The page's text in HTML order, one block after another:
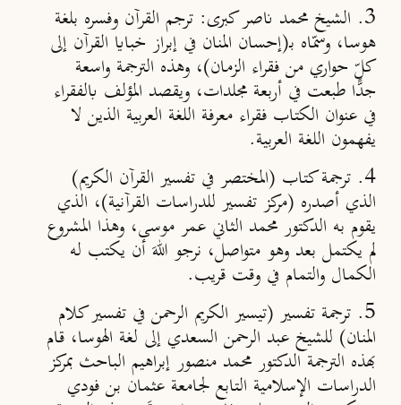
3. الشيخ محمد ناصر كبرى: ترجم القرآن وفسره بلغة
هوسا، وسمّاه بـ(إحسان المنان في إبراز خبايا القرآن إلى
كلّ حواري من فقراء الزمان)، وهذه الترجمة واسعة
جدًّا طبعت في أربعة مجلدات، ويقصد المؤلف بالفقراء
في عنوان الكتاب فقراء معرفة اللغة العربية الذين لا
يفهمون اللغة العربية.
4. ترجمة كتاب (المختصر في تفسير القرآن الكريم)
الذي أصدره (مركز تفسير للدراسات القرآنية)، الذي
يقوم به الدكتور محمد الثاني عمر موسى، وهذا المشروع
لم يكتمل بعد وهو متواصل، نرجو اللهَ أن يكتب له
الكمال والتمام في وقت قريب.
5. ترجمة تفسير (تيسير الكريم الرحمن في تفسير كلام
المنان) للشيخ عبد الرحمن السعدي إلى لغة الهوسا، قام
بهذه الترجمة الدكتور محمد منصور إبراهيم الباحث بمركز
الدراسات الإسلامية التابع لجامعة عثمان بن فودي